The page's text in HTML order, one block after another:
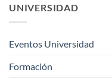
UNIVERSIDAD
Eventos Universidad
Formación